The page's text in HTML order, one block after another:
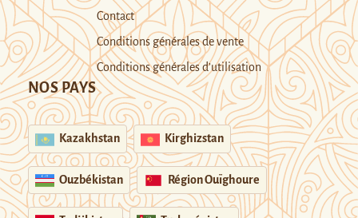
Contact
Conditions générales de vente
Conditions générales d’utilisation
NOS PAYS
Kazakhstan Kirghizstan
Ouzbékistan Région Ouïghoure